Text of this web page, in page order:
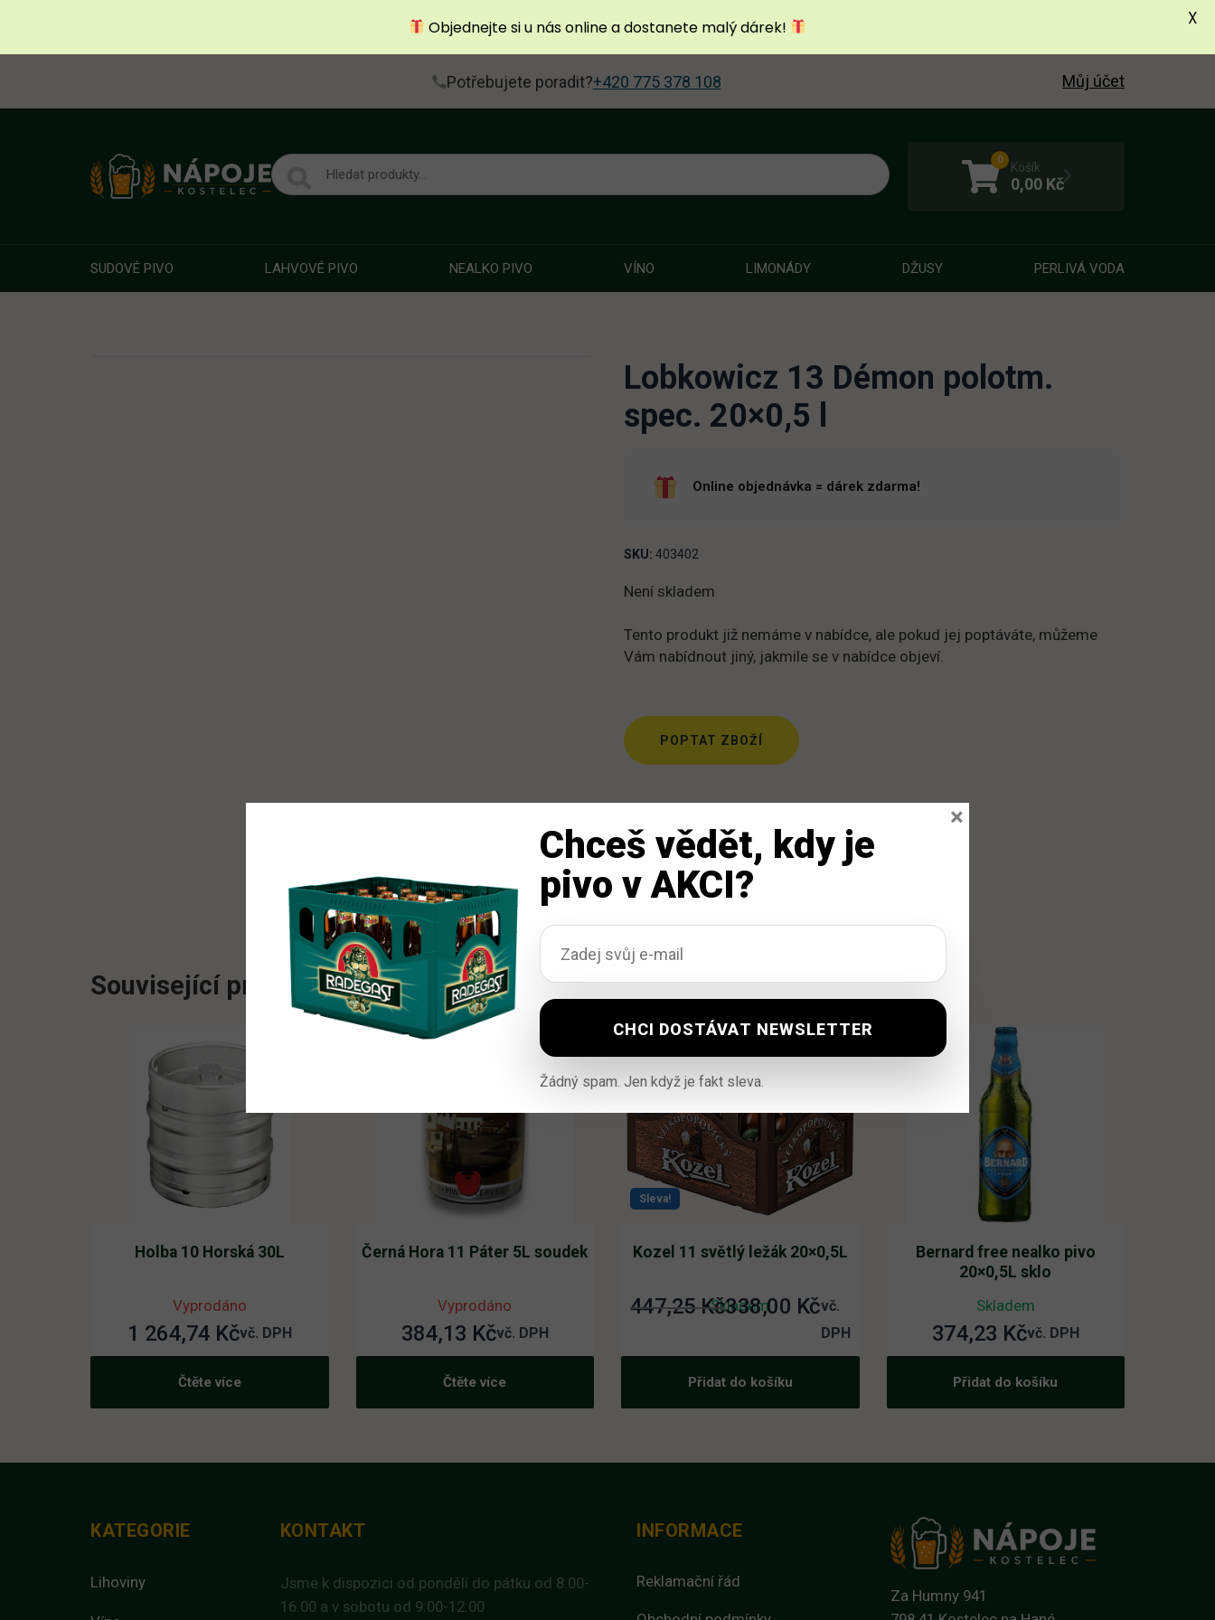
Potřebujete poradit?+420 775 378 108 Můj účet
0 Košík
0,00 Kč
SUDOVÉ PIVO LAHVOVÉ PIVO NEALKO PIVO VÍNO LIMONÁDY DŽUSY PERLIVÁ VODA
Lobkowicz 13 Démon polotm.
spec. 20×0,5 l
Online objednávka = dárek zdarma!
SKU: 403402
Není skladem
Tento produkt již nemáme v nabídce, ale pokud jej poptáváte, můžeme
Vám nabídnout jiný, jakmile se v nabídce objeví.
POPTAT ZBOŽÍ
Související produkty
Holba 10 Horská 30L
Vyprodáno
1 264,74 Kčvč. DPH
Čtěte více
Černá Hora 11 Páter 5L soudek
Vyprodáno
384,13 Kčvč. DPH
Čtěte více
Sleva!
Kozel 11 světlý ležák 20×0,5L
Skladem
447,25Kč
Původní
byla:
447,25 Kč.
338,00 Kč
Aktuální
je:
338,00 Kč.
vč.
DPH
Přidat do košíku
Bernard free nealko pivo
20×0,5L sklo
Skladem
374,23 Kčvč. DPH
Přidat do košíku
KATEGORIE
Lihoviny
KONTAKT
Jsme k dispozici od pondělí do pátku od 8:00-
16.00 a v sobotu od 9:00-12:00
INFORMACE
Reklamační řád
Za Humny 941
Objednejte si u nás online a dostanete malý dárek! X
Chceš vědět, kdy je
pivo v AKCI?
Žádný spam. Jen když je fakt sleva.
×